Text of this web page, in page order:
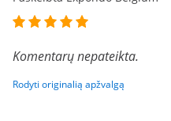
Komentarų nepateikta.
Rodyti originalią apžvalgą